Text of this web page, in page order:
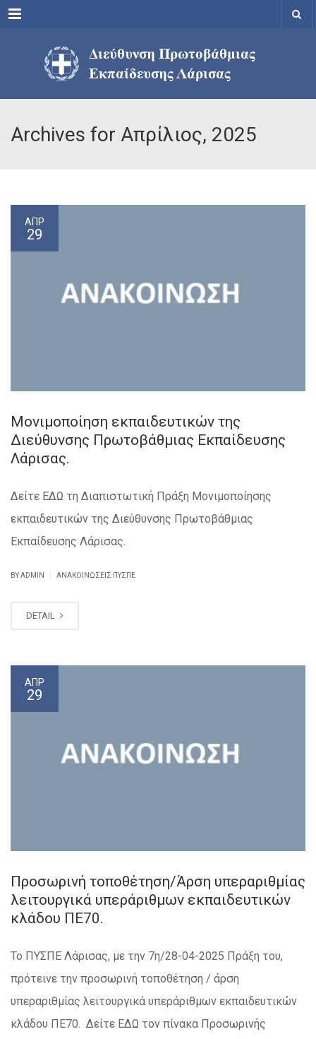
Menu
Archives for Απρίλιος, 2025
ΑΠΡ
29
Μονιμοποίηση εκπαιδευτικών της
Διεύθυνσης Πρωτοβάθμιας Εκπαίδευσης
Λάρισας.
Δείτε ΕΔΩ τη Διαπιστωτική Πράξη Μονιμοποίησης
εκπαιδευτικών της Διεύθυνσης Πρωτοβάθμιας
Εκπαίδευσης Λάρισας.
BY ADMIN ΑΝΑΚΟΙΝΏΣΕΙΣ ΠΥΣΠΕ
DETAIL
ΑΠΡ
29
Προσωρινή τοποθέτηση/Άρση υπεραριθμίας
λειτουργικά υπεράριθμων εκπαιδευτικών
κλάδου ΠΕ70.
Το ΠΥΣΠΕ Λάρισας, με την 7η/28-04-2025 Πράξη του,
πρότεινε την προσωρινή τοποθέτηση / άρση
υπεραριθμίας λειτουργικά υπεράριθμων εκπαιδευτικών
κλάδου ΠΕ70. Δείτε ΕΔΩ τον πίνακα Προσωρινής